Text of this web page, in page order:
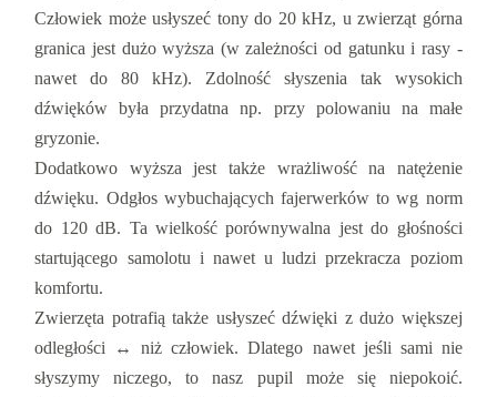
Człowiek może usłyszeć tony do 20 kHz, u zwierząt górna
granica jest dużo wyższa (w zależności od gatunku i rasy -
nawet do 80 kHz). Zdolność słyszenia tak wysokich
dźwięków była przydatna np. przy polowaniu na małe
gryzonie.
Dodatkowo wyższa jest także wrażliwość na natężenie
dźwięku. Odgłos wybuchających fajerwerków to wg norm
do 120 dB. Ta wielkość porównywalna jest do głośności
startującego samolotu i nawet u ludzi przekracza poziom
komfortu.
Zwierzęta potrafią także usłyszeć dźwięki z dużo większej
odległości ↔ niż człowiek. Dlatego nawet jeśli sami nie
słyszymy niczego, to nasz pupil może się niepokoić.